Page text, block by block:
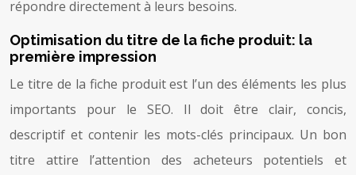
répondre directement à leurs besoins.
Optimisation du titre de la fiche produit: la
première impression
Le titre de la fiche produit est l’un des éléments les plus
importants pour le SEO. Il doit être clair, concis,
descriptif et contenir les mots-clés principaux. Un bon
titre attire l’attention des acheteurs potentiels et